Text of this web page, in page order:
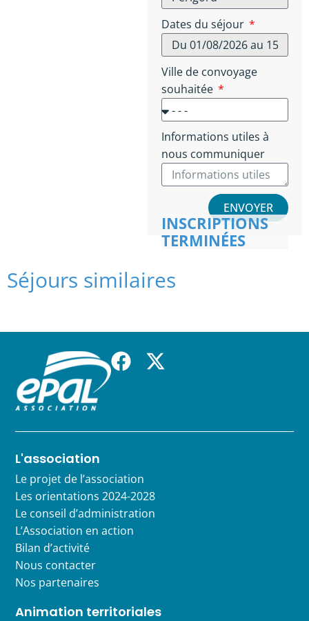
Dates du séjour
Ville de convoyage
souhaitée
Informations utiles à
nous communiquer
ENVOYER
INSCRIPTIONS
TERMINÉES
Séjours similaires
L'association
Le projet de l’association
Les orientations 2024-2028
Le conseil d’administration
L’Association en action
Bilan d’activité
Nous contacter
Nos partenaires
Animation territoriales